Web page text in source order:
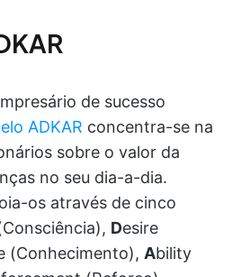
de sucesso
ADKAR concentra-se na
sobre o valor da
no seu dia-a-dia.
os através de cinco
Desire
(Conhecimento), Ability